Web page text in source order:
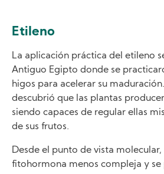
Etileno
La aplicación práctica del etileno
Antiguo Egipto donde se
higos para acelerar su
descubrió que las plantas
siendo capaces de regular ellas
de sus frutos.
Desde el punto de vista molecular,
fitohormona menos compleja y se